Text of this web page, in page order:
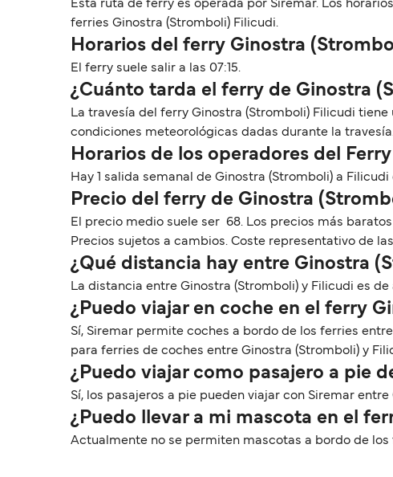
Esta ruta de ferry es operada por Siremar. Los
ferries Ginostra (Stromboli) Filicudi.
Horarios del ferry Ginostra
El ferry suele salir a las 07:15.
¿Cuánto tarda el ferry de Ginostra
La travesía del ferry Ginostra (Stromboli) Filicudi
condiciones meteorológicas dadas durante la
Horarios de los operadores del
Hay 1 salida semanal de Ginostra (Stromboli) a
Precio del ferry de Ginostra
El precio medio suele ser 68. Los precios más
Precios sujetos a cambios. Coste representativo de
¿Qué distancia hay entre Ginostra
La distancia entre Ginostra (Stromboli) y Filicudi es
¿Puedo viajar en coche en el ferry
Sí, Siremar permite coches a bordo de los ferries
para ferries de coches entre Ginostra (Stromboli) y
¿Puedo viajar como pasajero a pie
Sí, los pasajeros a pie pueden viajar con Siremar
¿Puedo llevar a mi mascota en el
Actualmente no se permiten mascotas a bordo de